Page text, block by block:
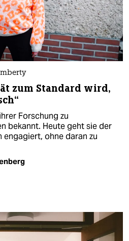
zum Standard wird,
Forschung zu
bekannt. Heute geht sie der
engagiert, ohne daran zu